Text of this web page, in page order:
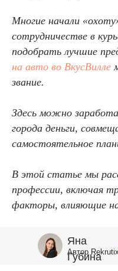
Многие начали
сотрудничестве в
подобрать лучшие
на авто во ВкусВилле
звание.
Здесь можно
города деньги,
самостоятельное
В этой статье мы
профессии, включая
факторы, влияющие
Яна
Губина
Автор Rekrutix